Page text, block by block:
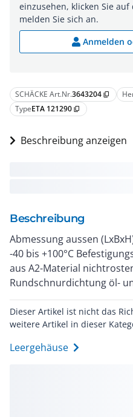
SCHÄCKE Art.Nr.3643204 content_copy
TypeETA 121290 content_copy
Beschreibung anzeigen
Beschreibung
Abmessung aussen
-40 bis +100°C
aus A2-Material
Rundschnurdichtung öl-
Dieser Artikel ist nicht das
weitere Artikel in dieser
Leergehäuse
einzusehen, klicken Sie
melden Sie sich an.
Anmelden